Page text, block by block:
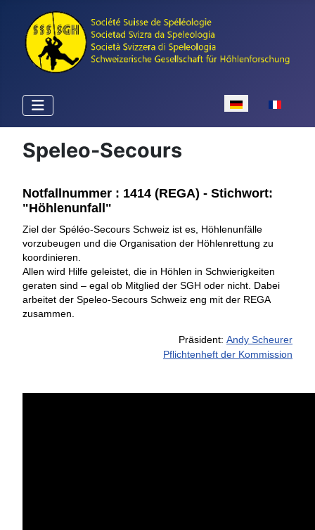
Sprache
Speleo-Secours
Notfallnummer : 1414 (REGA) - Stichwort:
"Höhlenunfall"
Ziel der Spéléo-Secours Schweiz ist es, Höhlenunfälle
vorzubeugen und die Organisation der Höhlenrettung zu
koordinieren.
Allen wird Hilfe geleistet, die in Höhlen in Schwierigkeiten
geraten sind – egal ob Mitglied der SGH oder nicht. Dabei
arbeitet der Speleo-Secours Schweiz eng mit der REGA
zusammen.
Präsident: Andy Scheurer
Pflichtenheft der Kommission